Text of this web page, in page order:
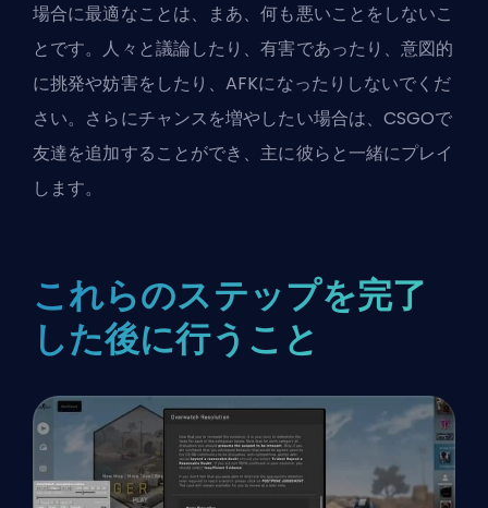
場合に最適なことは、まあ、何も悪いことをしないこ
とです。人々と議論したり、有害であったり、意図的
に挑発や妨害をしたり、AFKになったりしないでくだ
さい。さらにチャンスを増やしたい場合は、CSGOで
友達を追加することができ、主に彼らと一緒にプレイ
します。
これらのステップを完了
した後に行うこと